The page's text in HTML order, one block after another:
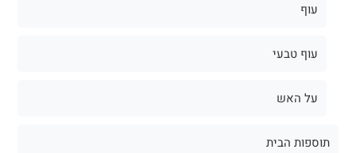
עוף
עוף טבעי
על האש
תוספות הבית